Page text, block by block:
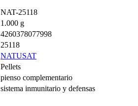
NAT-25118
1.000 g
4260378077998
25118
NATUSAT
Pellets
pienso complementario
sistema inmunitario y defensas